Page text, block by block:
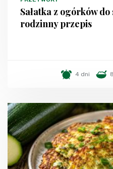
Sałatka z ogórków do
rodzinny przepis
4 dni